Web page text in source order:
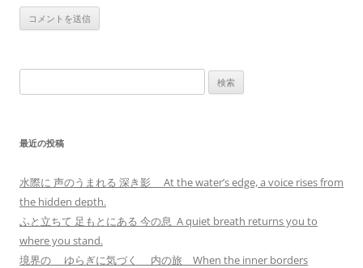
索:
最近の投稿
水際に 声のうまれる 深き影 At the water’s edge, a voice rises from
the hidden depth.
ふと立ちて 足もとにある 今の息 A quiet breath returns you to
where you stand.
境界の ゆらぎに気づく 内の旅 When the inner borders